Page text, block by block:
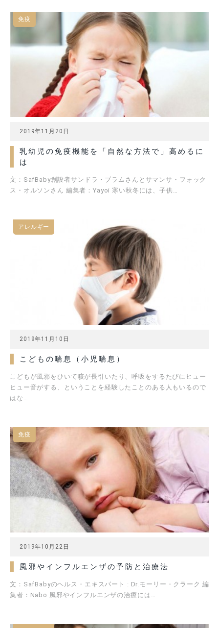
免疫
2019年11月20日
乳幼児の免疫機能を「自然な方法で」高めるに
は
文：SafBaby創設者サンドラ・ブラムさんとサマンサ・フォック
ス・オルソンさん 編集者：Yayoi 寒い秋冬には、子供…
アレルギー
2019年11月10日
こどもの喘息（小児喘息）
こどもが風邪をひいて咳が長引いたり、呼吸をするたびにヒュー
ヒュー音がする、ということを経験したことのある人もいるので
はな…
免疫
2019年10月22日
風邪やインフルエンザの予防と治療法
文：SafBabyのヘルス・エキスパート : Dr.モーリー・クラーク 編
集者：Nabo 風邪やインフルエンザの治療には…